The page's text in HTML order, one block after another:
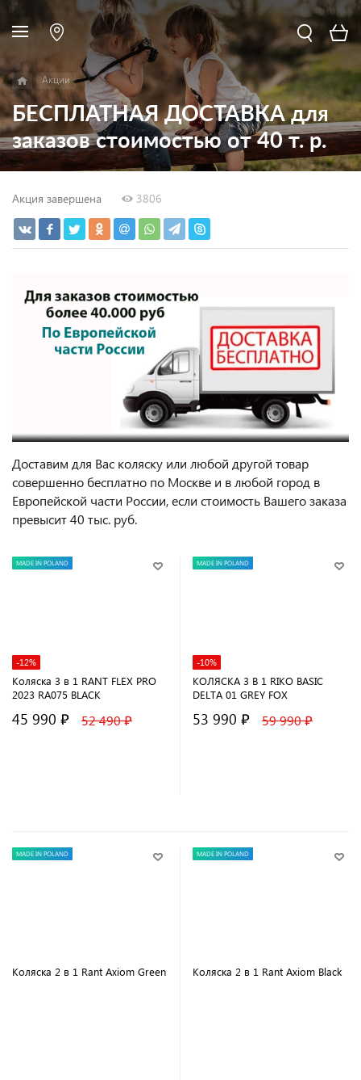
Акции
БЕСПЛАТНАЯ ДОСТАВКА для
заказов стоимостью от 40 т. р.
Акция завершена 3806
Доставим для Вас коляску или любой другой товар
совершенно бесплатно по Москве и в любой город в
Европейской части России, если стоимость Вашего заказа
превысит 40 тыс. руб.
MADE IN POLAND
-12%
Коляска 3 в 1 RANT FLEX PRO
2023 RA075 BLACK
45 990 ₽ 52 490 ₽
MADE IN POLAND
-10%
КОЛЯСКА 3 В 1 RIKO BASIC
DELTA 01 GREY FOX
53 990 ₽ 59 990 ₽
MADE IN POLAND
Коляска 2 в 1 Rant Axiom Green
MADE IN POLAND
Коляска 2 в 1 Rant Axiom Black